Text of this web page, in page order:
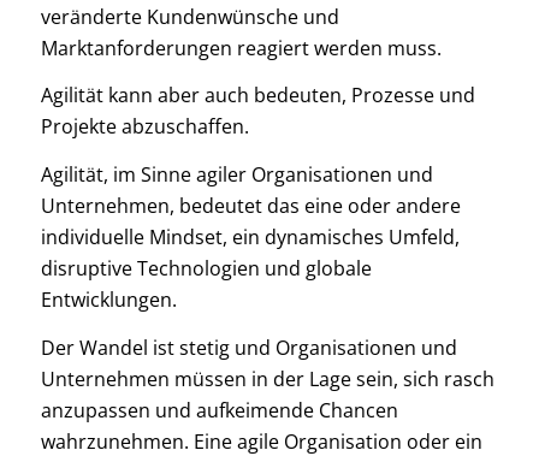
veränderte Kundenwünsche und
Marktanforderungen reagiert werden muss.
Agilität kann aber auch bedeuten, Prozesse und
Projekte abzuschaffen.
Agilität, im Sinne agiler Organisationen und
Unternehmen, bedeutet das eine oder andere
individuelle Mindset, ein dynamisches Umfeld,
disruptive Technologien und globale
Entwicklungen.
Der Wandel ist stetig und Organisationen und
Unternehmen müssen in der Lage sein, sich rasch
anzupassen und aufkeimende Chancen
wahrzunehmen. Eine agile Organisation oder ein